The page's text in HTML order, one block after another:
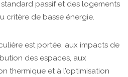
passif et des logements
critère de basse énergie.
est portée, aux impacts de
des espaces, aux
thermique et à l’optimisation